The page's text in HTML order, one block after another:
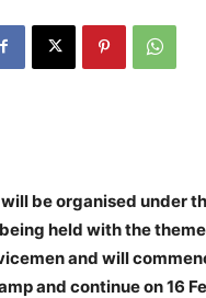
be organised under
held with the
and will
and continue on 16